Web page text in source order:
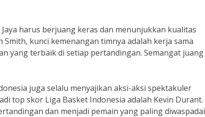
harus berjuang keras dan menunjukkan kualitas
kunci kemenangan timnya adalah kerja sama
yang terbaik di setiap pertandingan. Semangat juang
juga selalu menyajikan aksi-aksi spektakuler
top skor Liga Basket Indonesia adalah Kevin Durant.
dan menjadi pemain yang paling diwaspadai